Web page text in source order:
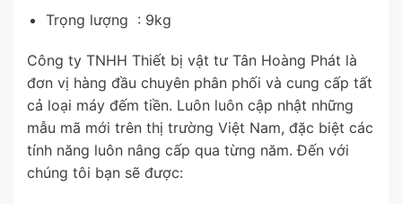
Trọng lượng : 9kg
Công ty TNHH Thiết bị vật tư Tân Hoàng Phát là
đơn vị hàng đầu chuyên phân phối và cung cấp tất
cả loại máy đếm tiền. Luôn luôn cập nhật những
mẫu mã mới trên thị trường Việt Nam, đặc biệt các
tính năng luôn nâng cấp qua từng năm. Đến với
chúng tôi bạn sẽ được: